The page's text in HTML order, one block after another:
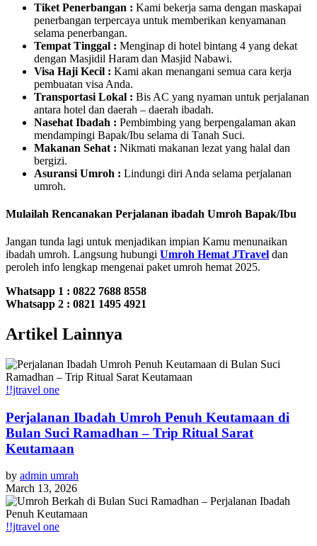
Tiket Penerbangan : Kami bekerja sama dengan maskapai
penerbangan terpercaya untuk memberikan kenyamanan
selama penerbangan.
Tempat Tinggal : Menginap di hotel bintang 4 yang dekat
dengan Masjidil Haram dan Masjid Nabawi.
Visa Haji Kecil : Kami akan menangani semua cara kerja
pembuatan visa Anda.
Transportasi Lokal : Bis AC yang nyaman untuk perjalanan
antara hotel dan daerah – daerah ibadah.
Nasehat Ibadah : Pembimbing yang berpengalaman akan
mendampingi Bapak/Ibu selama di Tanah Suci.
Makanan Sehat : Nikmati makanan lezat yang halal dan
bergizi.
Asuransi Umroh : Lindungi diri Anda selama perjalanan
umroh.
Mulailah Rencanakan Perjalanan ibadah Umroh Bapak/Ibu
Jangan tunda lagi untuk menjadikan impian Kamu menunaikan
ibadah umroh. Langsung hubungi Umroh Hemat JTravel dan
peroleh info lengkap mengenai paket umroh hemat 2025.
Whatsapp 1 : 0822 7688 8558
Whatsapp 2 : 0821 1495 4921
Artikel Lainnya
!!jtravel one
Perjalanan Ibadah Umroh Penuh Keutamaan di
Bulan Suci Ramadhan – Trip Ritual Sarat
Keutamaan
by admin umrah
March 13, 2026
!!jtravel one